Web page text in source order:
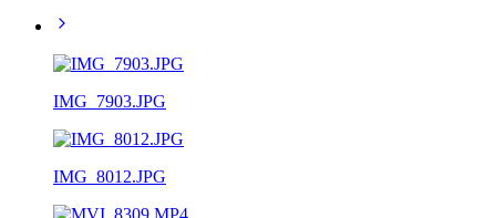
IMG_7903.JPG
IMG_8012.JPG